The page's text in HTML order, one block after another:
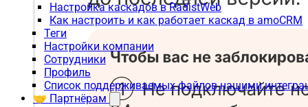
Настройка каскадов в RadistWeb
Как настроить и как работает каскад в amoCRM
Теги
Настройки компании
Сотрудники
Профиль
Список поддерживаемых файлов нашими
🤝 Партнёрам